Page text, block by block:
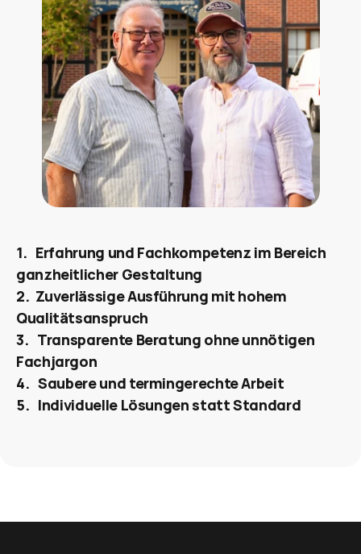
1.   Erfahrung und Fachkompetenz im Bereich
ganzheitlicher Gestaltung
2.  Zuverlässige Ausführung mit hohem
Qualitätsanspruch
3.   Transparente Beratung ohne unnötigen
Fachjargon
4.   Saubere und termingerechte Arbeit
5.   Individuelle Lösungen statt Standard